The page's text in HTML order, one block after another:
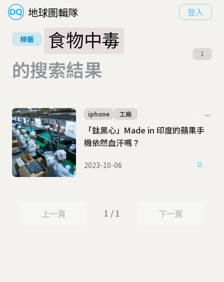
地球圖輯隊 登入
標籤
食物中毒
的搜索結果
1
「鈦黑心」Made in 印度的蘋果手
機依然血汗嗎？
iphone 工廠
2023-10-06
上一頁
上一頁 1 / 1 下一頁
下一頁